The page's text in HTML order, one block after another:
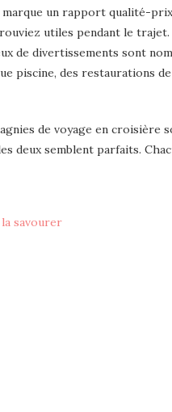
un rapport qualité-
utiles pendant le
de divertissements sont
piscine, des restaurations
de voyage en croisière
deux semblent parfaits.
savourer